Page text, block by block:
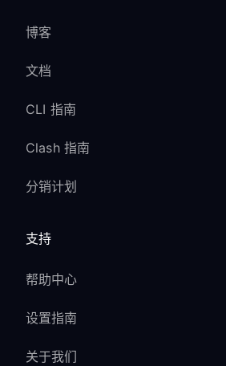
博客
文档
CLI 指南
Clash 指南
分销计划
支持
帮助中心
设置指南
关于我们